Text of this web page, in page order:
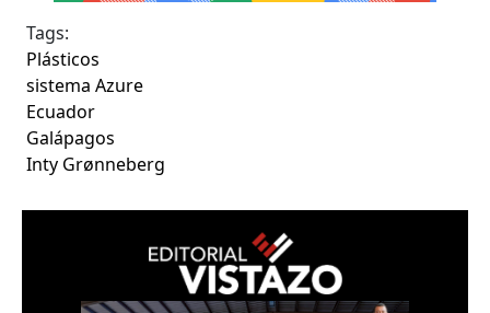
Tags:
Plásticos
sistema Azure
Ecuador
Galápagos
Inty Grønneberg